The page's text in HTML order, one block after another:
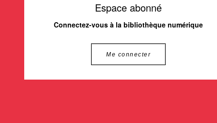
Espace abonné
Connectez-vous à la bibliothèque numérique
Me connecter